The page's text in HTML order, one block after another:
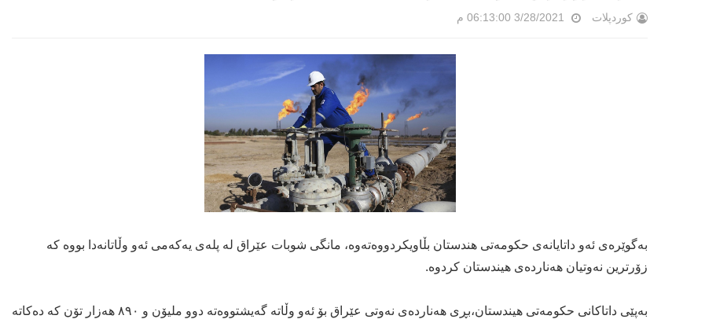
کوردپلات 3/28/2021 06:13:00 م
بەگوێرەی ئەو داتایانەی حکومەتی ھندستان بڵاویکردووەتەوە، مانگی شوبات عێراق لە پلەی یەکەمی ئەو وڵاتانەدا بووە کە
زۆرترین نەوتیان ھەناردەی هیندستان کردوە.
بەپێی داتاكانی حكومەتی هیندستان،بڕی ھەناردەی نەوتی عێراق بۆ ئەو وڵاتە گەیشتووەتە دوو ملیۆن و ٨٩٠ ھەزار تۆن کە دەکاتە